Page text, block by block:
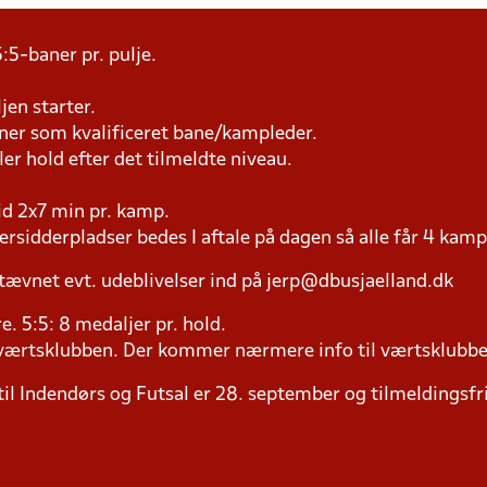
baner pr. pulje.
starter.
som kvalificeret bane/kampleder.
hold efter det tilmeldte niveau.
2x7 min pr. kamp.
bedes I aftale på dagen så alle får 4
evt. udeblivelser ind på jerp@dbusjaelland.dk
5:5: 8 medaljer pr. hold.
Der kommer nærmere info til
Indendørs og Futsal er 28. september og